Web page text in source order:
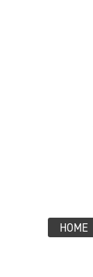
HOME